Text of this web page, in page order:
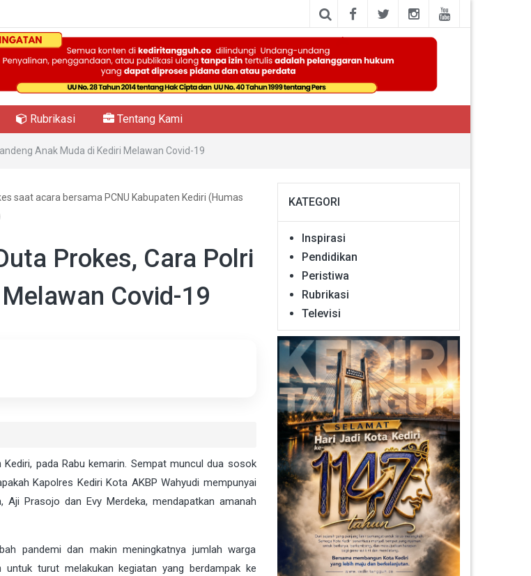
Rubrikasi Tentang Kami
Anak Muda di Kediri Melawan Covid-19
saat acara bersama PCNU Kabupaten Kediri (Humas
Prokes, Cara Polri
Covid-19
pada Rabu kemarin. Sempat muncul dua sosok
Kapolres Kediri Kota AKBP Wahyudi mempunyai
Prasojo dan Evy Merdeka, mendapatkan amanah
pandemi dan makin meningkatnya jumlah warga
turut melakukan kegiatan yang berdampak ke
KATEGORI
Inspirasi
Pendidikan
Peristiwa
Rubrikasi
Televisi